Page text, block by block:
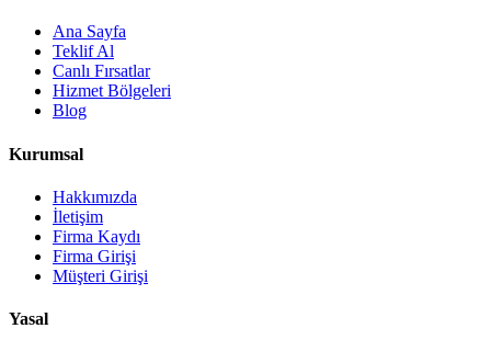
Ana Sayfa
Teklif Al
Canlı Fırsatlar
Hizmet Bölgeleri
Blog
Kurumsal
Hakkımızda
İletişim
Firma Kaydı
Firma Girişi
Müşteri Girişi
Yasal